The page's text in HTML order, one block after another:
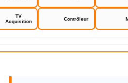
TV
Acquisition
Contrôleur
Aten UC232A drivers